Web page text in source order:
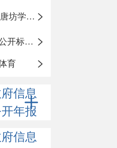
高青县唐坊学区中心小学
基层政务公开标准化规范化
育
信息
年报
信息